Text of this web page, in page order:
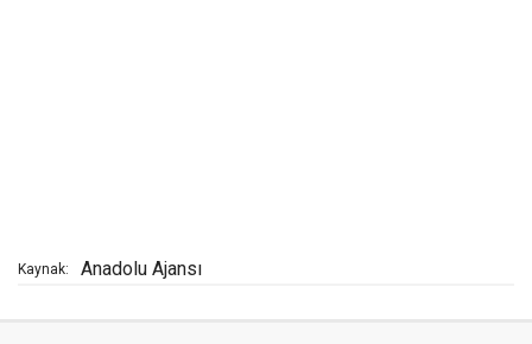
Kaynak: Anadolu Ajansı